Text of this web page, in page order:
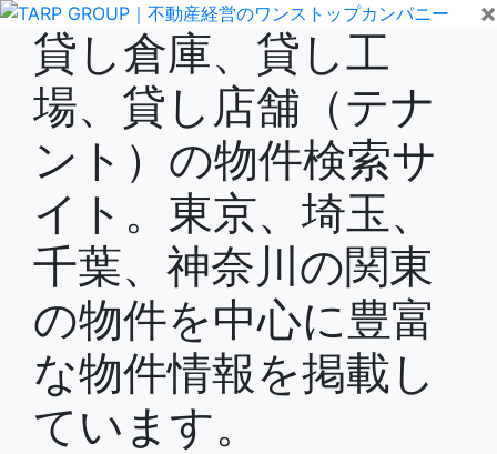
×
貸し倉庫、貸し工
場、貸し店舗（テナ
ント）の物件検索サ
イト。東京、埼玉、
千葉、神奈川の関東
の物件を中心に豊富
な物件情報を掲載し
ています。